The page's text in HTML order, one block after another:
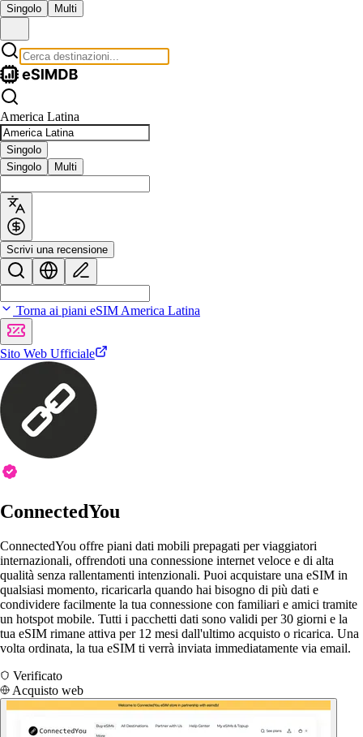
Singolo Multi
America Latina
Singolo
Singolo
Multi
Scrivi una recensione
Torna ai piani eSIM America Latina
Sito Web Ufficiale
ConnectedYou
ConnectedYou offre piani dati mobili prepagati per viaggiatori
internazionali, offrendoti una connessione internet veloce e di alta
qualità senza rallentamenti intenzionali. Puoi acquistare una eSIM in
qualsiasi momento, ricaricarla quando hai bisogno di più dati e
condividere facilmente la tua connessione con familiari e amici tramite
un hotspot mobile. Tutti i pacchetti dati sono validi per 30 giorni e la
tua eSIM rimane attiva per 12 mesi dall'ultimo acquisto o ricarica. Una
volta ordinata, la tua eSIM ti verrà inviata immediatamente via email.
Verificato
Acquisto web